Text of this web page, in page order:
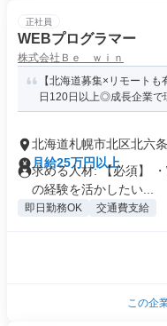
正社員
WEBプログラマー
株式会社Ｂｅ ｗｉｎ
【北海道募集×リモート
日120日以上◎成長企業で
北海道札幌市北区北六
月給25万円以上
求める人材: 【必須】
の経験を活かしたい...
即日勤務OK 交通費支給
この企